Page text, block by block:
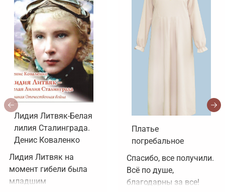
Лидия Литвяк-Белая
лилия Сталинграда.
Денис Коваленко
Лидия Литвяк на
момент гибели была
младшим
Платье
погребальное
Спасибо, все получили.
Всё по душе,
благодарны за все!